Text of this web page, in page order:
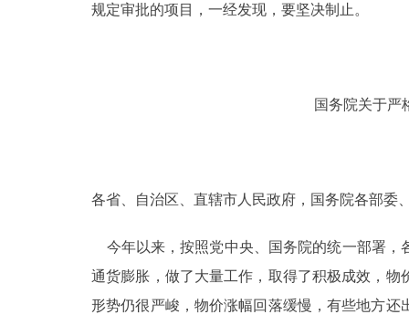
规定审批的项目，一经发现，要坚决制止。
国务院关于严
各省、自治区、直辖市人民政府，国务院各部委
今年以来，按照党中央、国务院的统一部署，
通货膨胀，做了大量工作，取得了积极成效，
形势仍很严峻，物价涨幅回落缓慢，有些地方